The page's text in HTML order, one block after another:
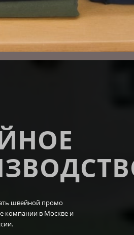
швейной промо
компании в Москве и